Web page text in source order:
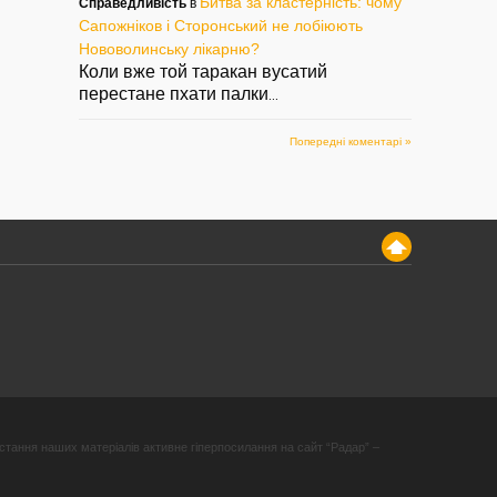
Справедливість в
Сапожніков і Сторонський не лобіюють
Нововолинську лікарню?
Коли вже той таракан вусатий
перестане пхати палки
Попередні коментарі »
наших матеріалів активне гіперпосилання на сайт “Радар” –